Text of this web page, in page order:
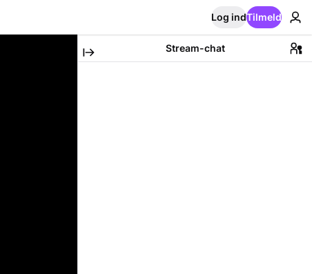
Log indTilmeld
Stream-chat